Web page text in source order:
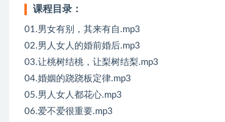
课程目录：
01.男女有别，其来有自.mp3
02.男人女人的婚前婚后.mp3
03.让桃树结桃，让梨树结梨.mp3
04.婚姻的跷跷板定律.mp3
05.男人女人都花心.mp3
06.爱不爱很重要.mp3